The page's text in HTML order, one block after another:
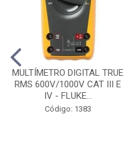
MULTÍMETRO DIGITAL TRUE
RMS 600V/1000V CAT III E
IV - FLUKE...
Código: 1383